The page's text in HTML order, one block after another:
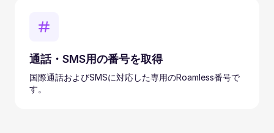
通話・SMS用の番号を取得
国際通話およびSMSに対応した専用のRoamless番号で
す。